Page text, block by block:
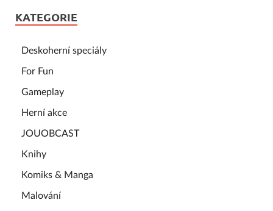
KATEGORIE
Deskoherní speciály
For Fun
Gameplay
Herní akce
JOUOBCAST
Knihy
Komiks & Manga
Malování